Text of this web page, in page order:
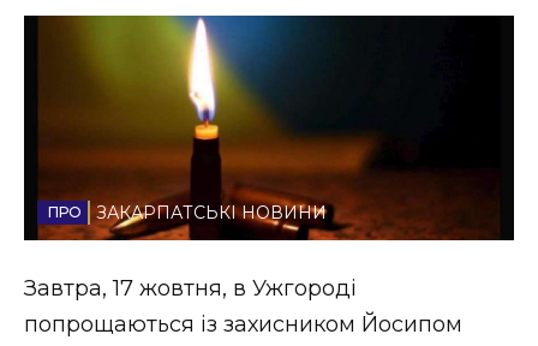
Спорт
Стиль життя
Втрачений Ужгород
ЗАКАРПАТСЬКІ НОВИНИ
Завтра, 17 жовтня, в Ужгороді
попрощаються із захисником Йосипом